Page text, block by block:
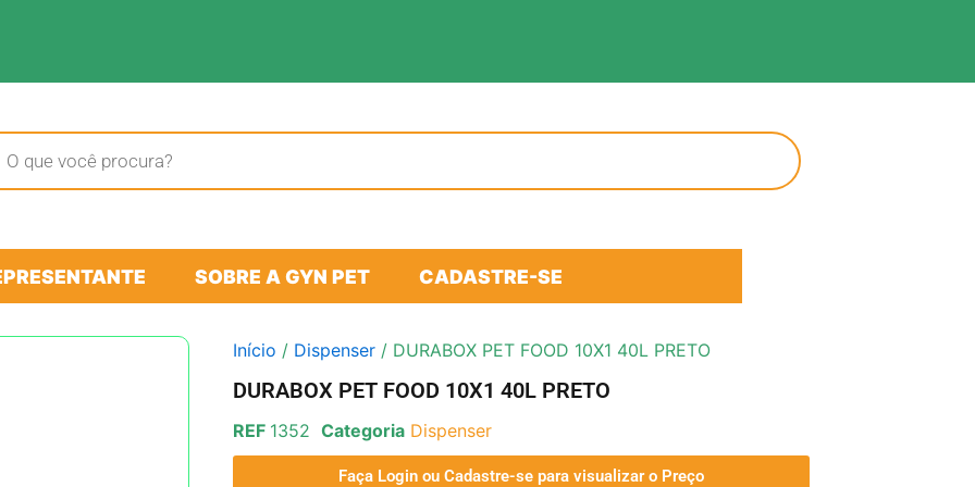
SOBRE A GYN PET CADASTRE-SE
Início / Dispenser / DURABOX PET FOOD 10X1 40L PRETO
DURABOX PET FOOD 10X1 40L PRETO
REF 1352 Categoria Dispenser
Faça Login ou Cadastre-se para visualizar o Preço